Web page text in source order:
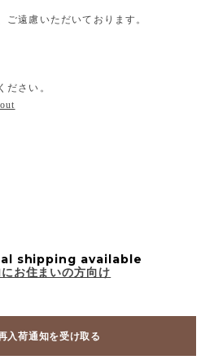
ご遠慮いただいております。
ださい。
shipping available
お住まいの方向け
入荷通知を受け取る